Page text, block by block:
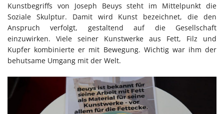
Kunstbegriffs von Joseph Beuys steht im Mittelpunkt die
Soziale Skulptur. Damit wird Kunst bezeichnet, die den
Anspruch verfolgt, gestaltend auf die Gesellschaft
einzuwirken. Viele seiner Kunstwerke aus Fett, Filz und
Kupfer kombinierte er mit Bewegung. Wichtig war ihm der
behutsame Umgang mit der Welt.